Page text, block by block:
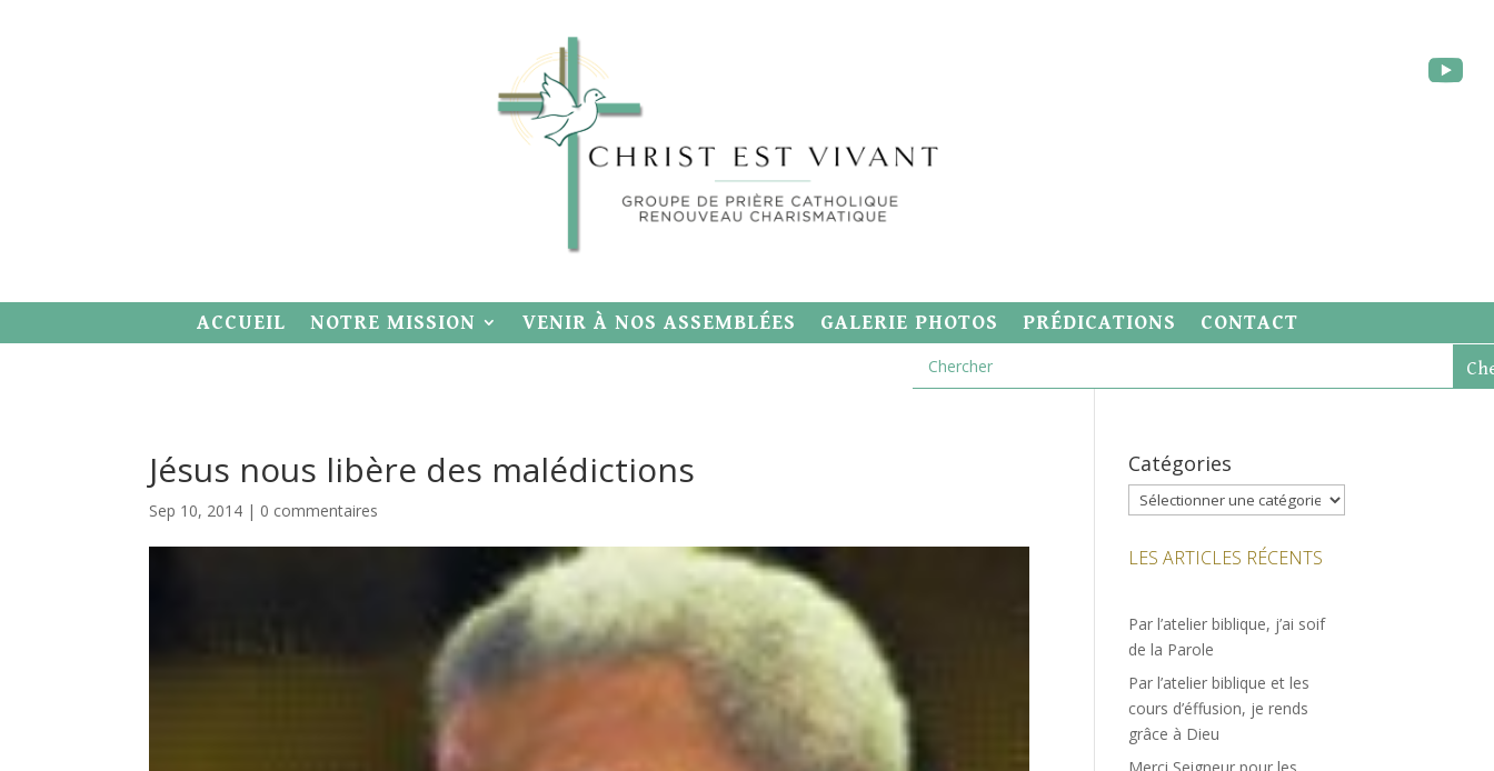
ACCUEIL NOTRE MISSION VENIR À NOS ASSEMBLÉES GALERIE PHOTOS PRÉDICATIONS CONTACT
Jésus nous libère des malédictions
Sep 10, 2014 | 0 commentaires
Catégories
Catégories
LES ARTICLES RÉCENTS
Par l’atelier biblique, j’ai soif
de la Parole
Par l’atelier biblique et les
cours d’éffusion, je rends
grâce à Dieu